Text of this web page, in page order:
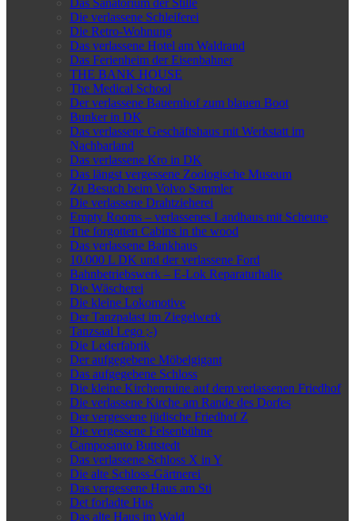
Die verlassene Schleiferei
Die Retro-Wohnung
Das verlassene Hotel am Waldrand
Das Ferienheim der Eisenbahner
THE BANK HOUSE
The Medical School
Der verlassene Bauernhof zum blauen Boot
Bunker in DK
Das verlassene Geschäftshaus mit Werkstatt im
Nachbarland
Das verlassene Kro in DK
Das längst vergessene Zoologische Museum
Zu Besuch beim Volvo Sammler
Die verlassene Drahtzieherei
Empty Rooms – verlassenes Landhaus mit Scheune
The forgotten Cabins in the wood
Das verlassene Bankhaus
10.000 L DK und der verlassene Ford
Bahnbetriebswerk – E-Lok Reparaturhalle
Die Wäscherei
Die kleine Lokomotive
Der Tanzpalast im Ziegelwerk
Tanzsaal Lego ;-)
Die Lederfabrik
Der aufgegebene Möbelgigant
Das aufgegebene Schloss
Die kleine Kirchenruine auf dem verlassenen Friedhof
Die verlassene Kirche am Rande des Dorfes
Der vergessene jüdische Friedhof Z
Die vergessene Felsenbühne
Camposanto Buttstedt
Das verlassene Schloss X in Y
Die alte Schloss-Gärtnerei
Das vergessene Haus am Sti
Det forladte Hus
Das alte Haus im Wald